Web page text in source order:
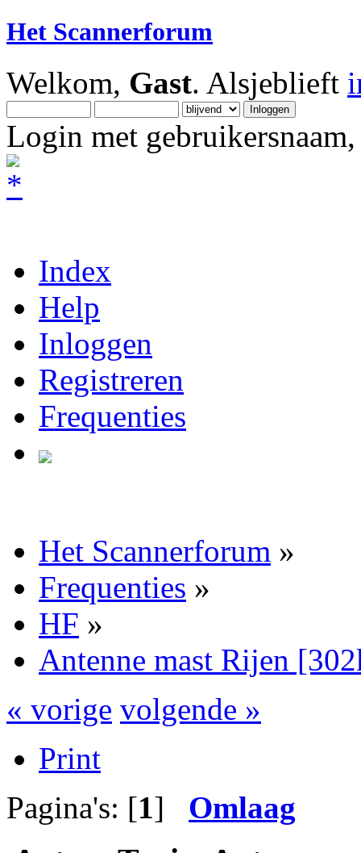
Het Scannerforum
Welkom, Gast. Alsjeblieft
Login met
Index
Help
Inloggen
Registreren
Frequenties
Het Scannerforum »
Frequenties »
HF »
Antenne mast Rijen
« vorige volgende »
Print
Pagina's: [1] Omlaag